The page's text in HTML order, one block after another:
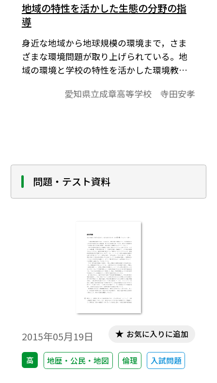
地域の特性を活かした生態の分野の指
導
身近な地域から地球規模の環境まで，さま
ざまな環境問題が取り上げられている。地
域の環境と学校の特性を活かした環境教育
る生徒の意識がどのように変わったかを評
愛知県立成章高等学校 寺田安孝
問題・テスト資料
2015年05月19日
高 地歴・公民・地図 倫理 入試問題
お気に入りに追加